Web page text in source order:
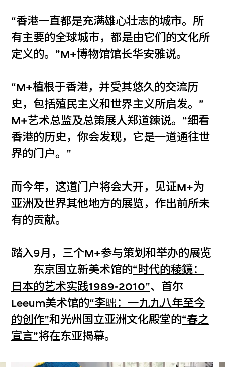
“香港一直都是充满雄心壮志的城市。所
有主要的全球城市，都是由它们的文化所
定义的。”M+博物馆馆长华安雅说。
“M+植根于香港，并受其悠久的交流历
史，包括殖民主义和世界主义所启发。”
M+艺术总监及总策展人郑道鍊说。“细看
香港的历史，你会发现，它是一道通往世
界的门户。”
而今年，这道门户将会大开，见证M+为
亚洲及世界其他地方的展览，作出前所未
有的贡献。
踏入9月，三个M+参与策划和举办的展览
──东京国立新美术馆的“时代的稜鏡：
日本的艺术实践1989-2010”、首尔
Leeum美术馆的“李昢：一九九八年至今
的创作”和光州国立亚洲文化殿堂的“春之
宣言”将在东亚揭幕。